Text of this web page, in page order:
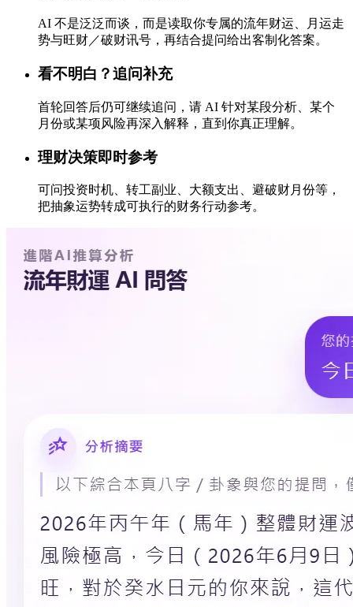
AI 不是泛泛而谈，而是读取你专属的流年财运、月运走
势与旺财／破财讯号，再结合提问给出客制化答案。
看不明白？追问补充
首轮回答后仍可继续追问，请 AI 针对某段分析、某个
月份或某项风险再深入解释，直到你真正理解。
理财决策即时参考
可问投资时机、转工副业、大额支出、避破财月份等，
把抽象运势转成可执行的财务行动参考。